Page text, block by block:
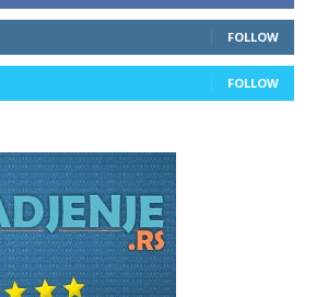
FOLLOW
FOLLOW